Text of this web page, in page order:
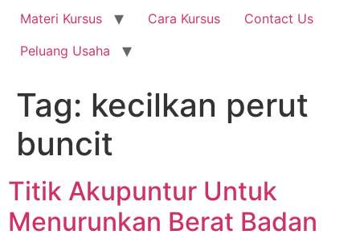
Materi Kursus
Cara Kursus
Contact Us
Peluang Usaha
Tag: kecilkan perut
buncit
Titik Akupuntur Untuk
Menurunkan Berat Badan